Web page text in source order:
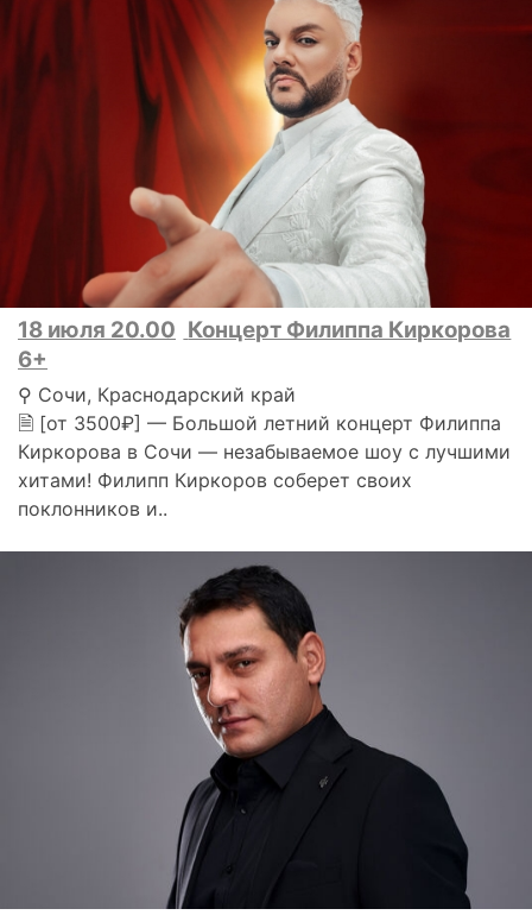
18 июля 20.00 Концерт Филиппа Киркорова
6+
⚲ Сочи, Краснодарский край
🗎 [от 3500₽] — Большой летний концерт Филиппа
Киркорова в Сочи — незабываемое шоу с лучшими
хитами! Филипп Киркоров соберет своих
поклонников и..